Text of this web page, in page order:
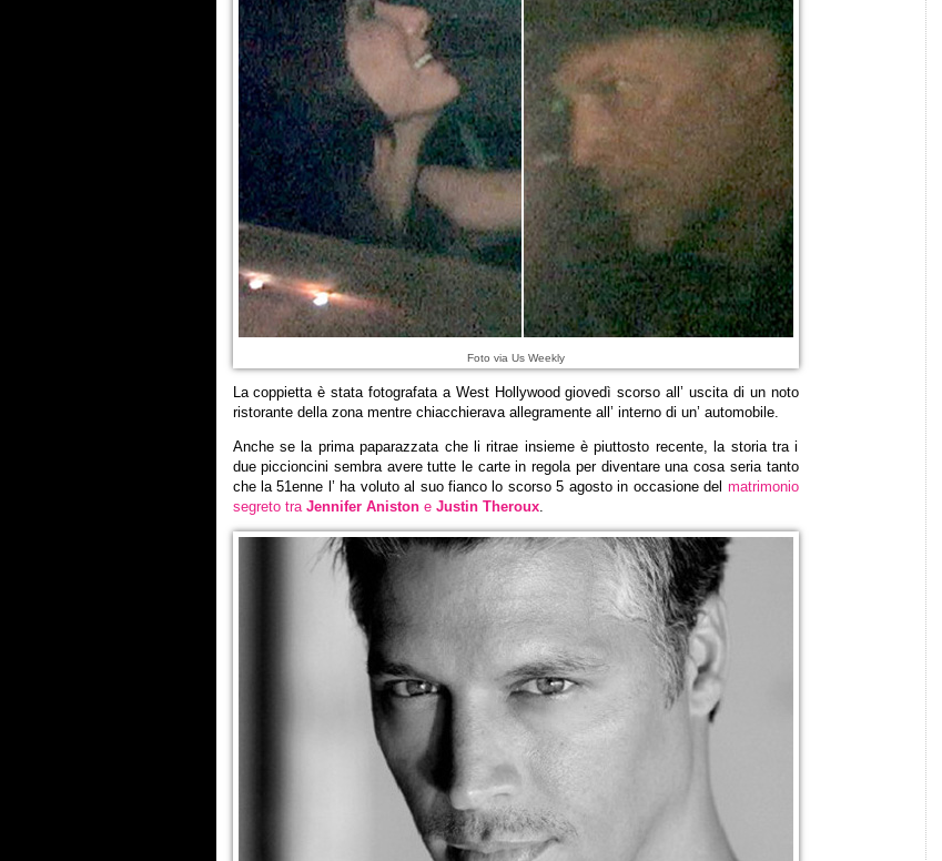
Foto via Us Weekly
La coppietta è stata fotografata a West Hollywood giovedì scorso all’ uscita di un noto
ristorante della zona mentre chiacchierava allegramente all’ interno di un’ automobile.
Anche se la prima paparazzata che li ritrae insieme è piuttosto recente, la storia tra i
due piccioncini sembra avere tutte le carte in regola per diventare una cosa seria tanto
che la 51enne l’ ha voluto al suo fianco lo scorso 5 agosto in occasione del matrimonio
segreto traJennifer Anistone Justin Theroux.